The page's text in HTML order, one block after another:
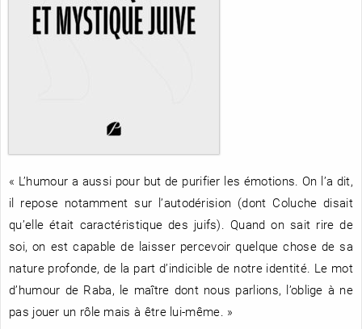
AVIS
RENCONTRE AVEC…
A LA UNE
REVUE DE PRESSE
« L’humour a aussi pour but de purifier les émotions. On l’a dit,
il repose notamment sur l’autodérision (dont Coluche disait
qu’elle était caractéristique des juifs). Quand on sait rire de
soi, on est capable de laisser percevoir quelque chose de sa
nature profonde, de la part d’indicible de notre identité. Le mot
d’humour de Raba, le maître dont nous parlions, l’oblige à ne
pas jouer un rôle mais à être lui-même. »